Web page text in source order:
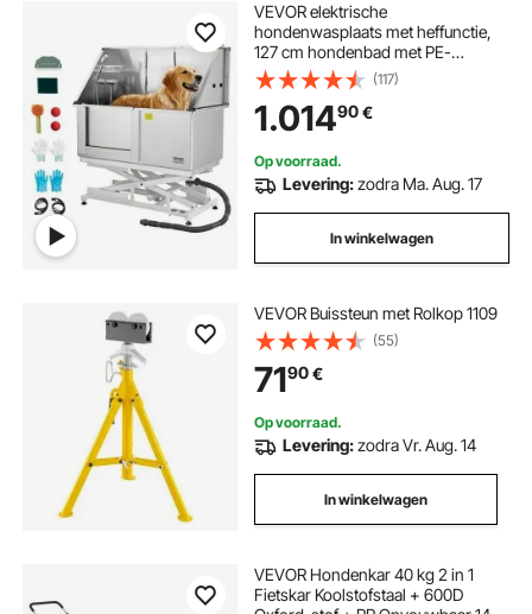
VEVOR elektrische
hondenwasplaats met heffunctie,
127 cm hondenbad met PE-
waterfilterplaat, kraan en
douchekop, hondenbad,
multifunctionele wasbak (deur links)
(117)
1.01490€
Op voorraad.
Levering:zodra Ma. Aug. 17
In winkelwagen
VEVOR Buissteun met Rolkop 1109
(55)
7190€
Op voorraad.
Levering:zodra Vr. Aug. 14
In winkelwagen
VEVOR Hondenkar 40 kg 2 in 1
Fietskar Koolstofstaal + 600D